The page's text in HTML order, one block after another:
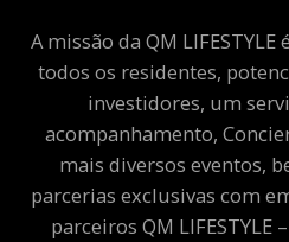
A missão da QM
todos os residentes,
investidores, um
acompanhamento,
mais diversos eventos,
parcerias exclusivas com
parceiros QM LIFESTYLE